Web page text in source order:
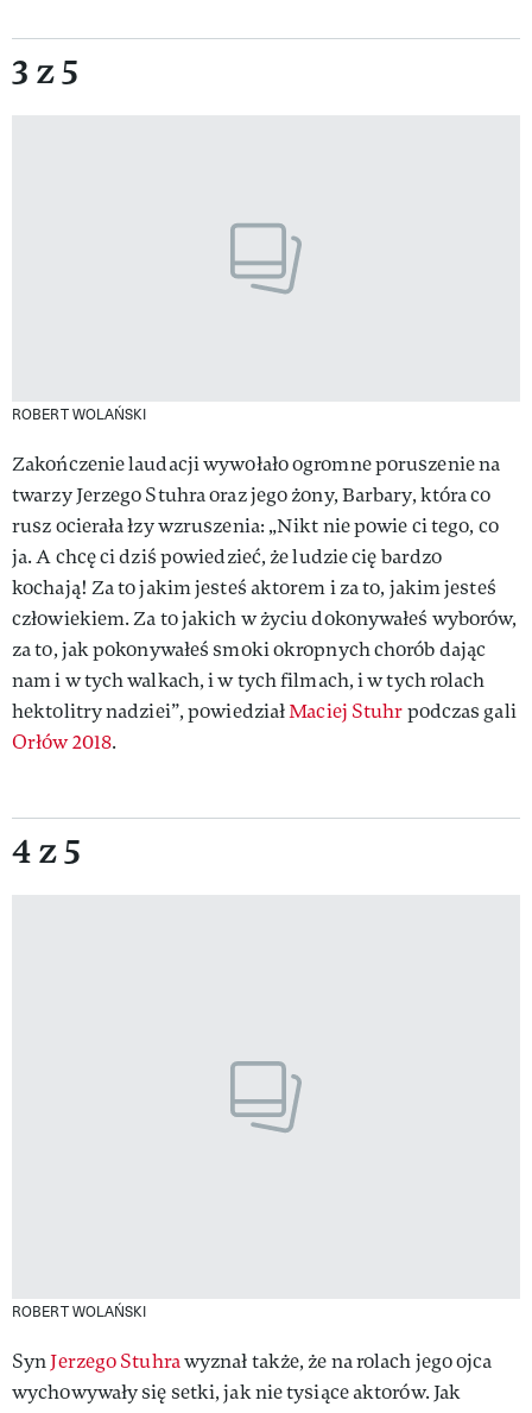
3 z 5
ROBERT WOLAŃSKI
Zakończenie laudacji wywołało ogromne poruszenie na
twarzy Jerzego Stuhra oraz jego żony, Barbary, która co
rusz ocierała łzy wzruszenia: „Nikt nie powie ci tego, co
ja. A chcę ci dziś powiedzieć, że ludzie cię bardzo
kochają! Za to jakim jesteś aktorem i za to, jakim jesteś
człowiekiem. Za to jakich w życiu dokonywałeś wyborów,
za to, jak pokonywałeś smoki okropnych chorób dając
nam i w tych walkach, i w tych filmach, i w tych rolach
hektolitry nadziei”, powiedziałMaciej Stuhrpodczas gali
Orłów 2018.
4 z 5
ROBERT WOLAŃSKI
SynJerzego Stuhrawyznał także, że na rolach jego ojca
wychowywały się setki, jak nie tysiące aktorów. Jak